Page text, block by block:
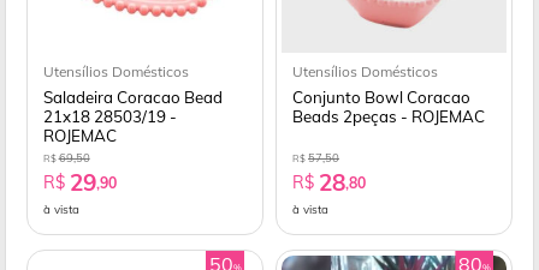
Utensílios Domésticos
Saladeira Coracao Bead
21x18 28503/19 -
ROJEMAC
R$69,50
R$ 29,90
à vista
Utensílios Domésticos
Conjunto Bowl Coracao
Beads 2peças - ROJEMAC
R$ 57,50
R$ 28,80
à vista
50 80